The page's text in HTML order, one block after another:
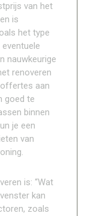
van het
is
het type
nauwkeurige
renoveren
aan
goed te
binnen
je een
van
is: “Wat
kan
zoals